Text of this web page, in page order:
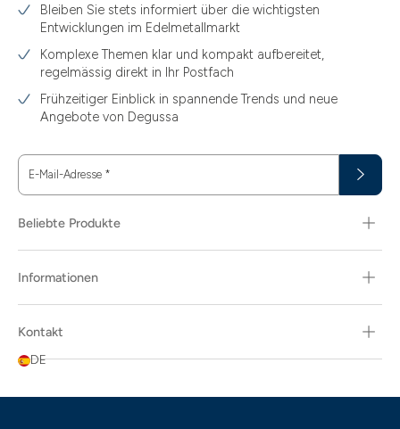
Bleiben Sie stets informiert über die wichtigsten
Entwicklungen im Edelmetallmarkt
Komplexe Themen klar und kompakt aufbereitet,
regelmässig direkt in Ihr Postfach
Frühzeitiger Einblick in spannende Trends und neue
Angebote von Degussa
E-Mail-Adresse *
Beliebte Produkte
Informationen
Kontakt
DE